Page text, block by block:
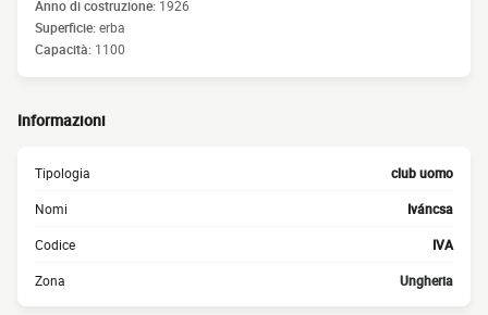
Anno di costruzione: 1926
Superficie:erba
Capacità: 1100
Informazioni
Tipologia club uomo
Nomi Iváncsa
Codice IVA
Zona Ungheria